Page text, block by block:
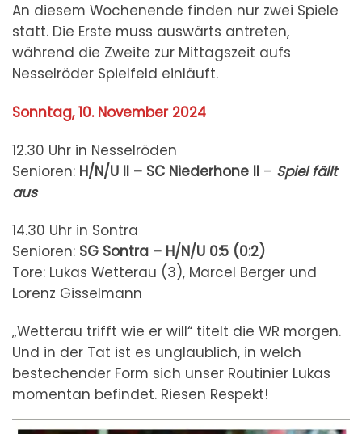
An diesem Wochenende finden nur zwei Spiele
statt. Die Erste muss auswärts antreten,
während die Zweite zur Mittagszeit aufs
Nesselröder Spielfeld einläuft.
Sonntag, 10. November 2024
12.30 Uhr in Nesselröden
Senioren: H/N/U II – SC Niederhone II – Spiel fällt
aus
14.30 Uhr in Sontra
Senioren: SG Sontra – H/N/U 0:5 (0:2)
Tore: Lukas Wetterau (3), Marcel Berger und
Lorenz Gisselmann
„Wetterau trifft wie er will“ titelt die WR morgen.
Und in der Tat ist es unglaublich, in welch
bestechender Form sich unser Routinier Lukas
momentan befindet. Riesen Respekt!